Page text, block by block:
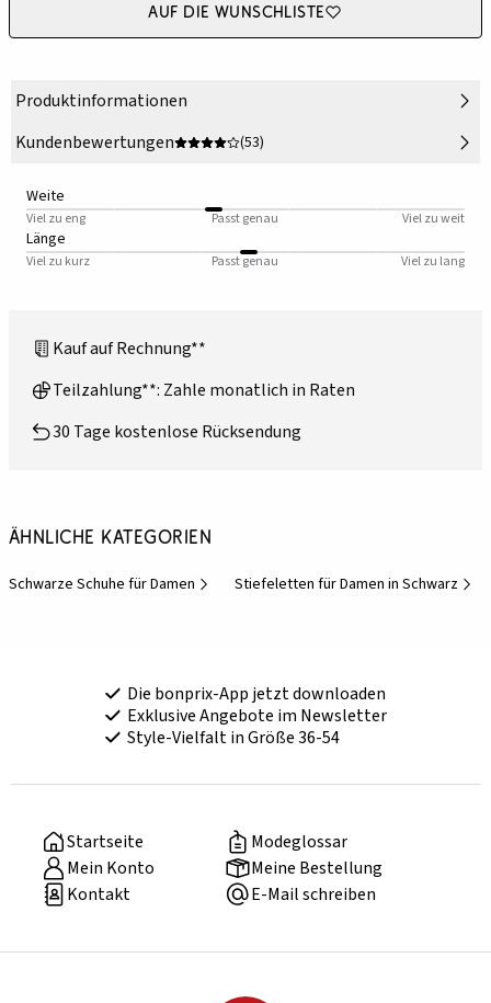
Auf die Wunschliste
Produktinformationen
Kundenbewertungen
(53)
Weite
Viel zu eng Passt genau Viel zu weit
Länge
Viel zu kurz Passt genau Viel zu lang
Kauf auf Rechnung**
Teilzahlung**: Zahle monatlich in Raten
30 Tage kostenlose Rücksendung
Ähnliche Kategorien
Schwarze Schuhe für Damen Stiefeletten für Damen in Schwarz
Die bonprix-App jetzt downloaden
Exklusive Angebote im Newsletter
Style-Vielfalt in Größe 36-54
Startseite
Modeglossar
Mein Konto
Meine Bestellung
Kontakt
E-Mail schreiben